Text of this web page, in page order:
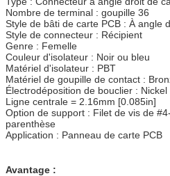
Nombre de terminal : goupille 36
Style de bâti de carte PCB : À angle
Style de connecteur : Récipient
Genre : Femelle
Couleur d'isolateur : Noir ou bleu
Matériel d'isolateur : PBT
Matériel de goupille de contact :
Électrodéposition de bouclier : Nickel
Ligne centrale = 2.16mm [0.085in]
Option de support : Filet de vis de
parenthèse
Application : Panneau de carte PCB
Avantage :